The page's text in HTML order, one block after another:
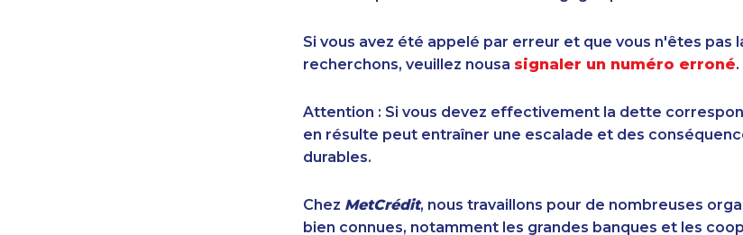
Si vous avez été appelé par erreur et que vous n'êtes pas
recherchons, veuillez nousa signaler un numéro erroné.
Attention : Si vous devez effectivement la dette
en résulte peut entraîner une escalade et des
durables.
Chez MetCrédit, nous travaillons pour de nombreuses
bien connues, notamment les grandes banques et les